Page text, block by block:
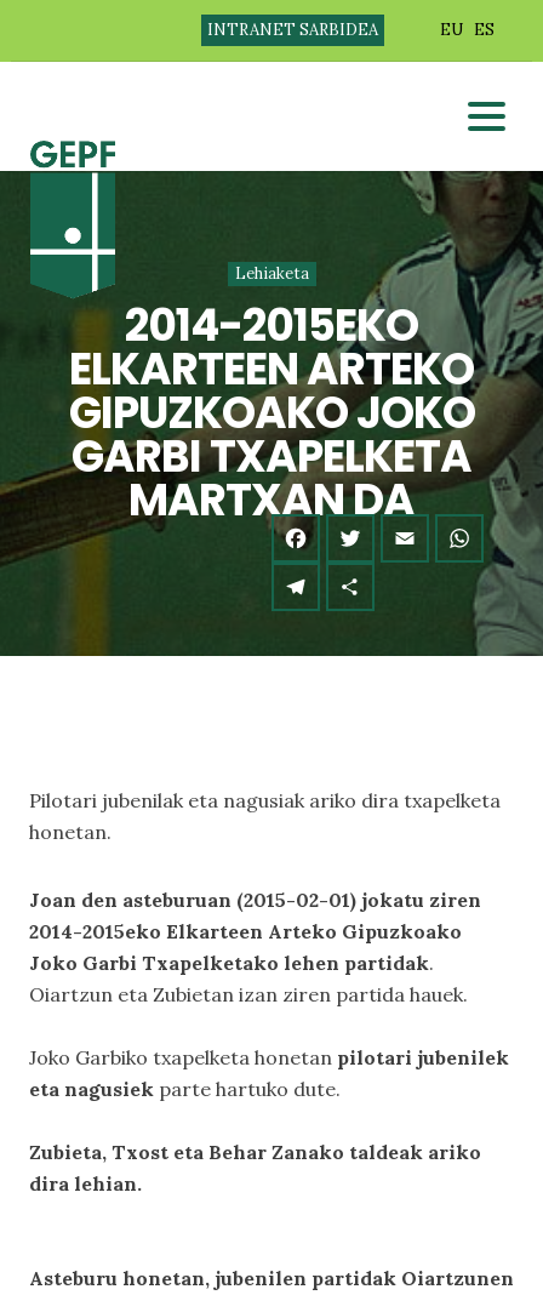
INTRANET SARBIDEA EU ES
Lehiaketa
2014-2015EKO
ELKARTEEN ARTEKO
GIPUZKOAKO JOKO
GARBI TXAPELKETA
MARTXAN DA
Pilotari jubenilak eta nagusiak ariko dira txapelketa
honetan.
Joan den asteburuan (2015-02-01) jokatu ziren
2014-2015eko Elkarteen Arteko Gipuzkoako
Joko Garbi Txapelketako lehen partidak.
Oiartzun eta Zubietan izan ziren partida hauek.
Joko Garbiko txapelketa honetan pilotari jubenilek
eta nagusiek parte hartuko dute.
Zubieta, Txost eta Behar Zanako taldeak ariko
dira lehian.
Asteburu honetan, jubenilen partidak Oiartzunen